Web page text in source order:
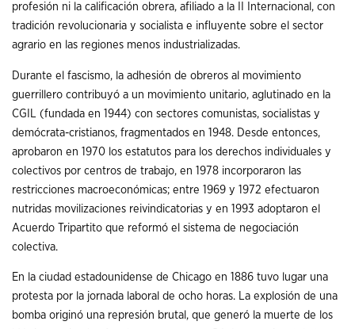
profesión ni la calificación obrera, afiliado a la II Internacional, con
tradición revolucionaria y socialista e influyente sobre el sector
agrario en las regiones menos industrializadas.
Durante el fascismo, la adhesión de obreros al movimiento
guerrillero contribuyó a un movimiento unitario, aglutinado en la
CGIL (fundada en 1944) con sectores comunistas, socialistas y
demócrata-cristianos, fragmentados en 1948. Desde entonces,
aprobaron en 1970 los estatutos para los derechos individuales y
colectivos por centros de trabajo, en 1978 incorporaron las
restricciones macroeconómicas; entre 1969 y 1972 efectuaron
nutridas movilizaciones reivindicatorias y en 1993 adoptaron el
Acuerdo Tripartito que reformó el sistema de negociación
colectiva.
En la ciudad estadounidense de Chicago en 1886 tuvo lugar una
protesta por la jornada laboral de ocho horas. La explosión de una
bomba originó una represión brutal, que generó la muerte de los